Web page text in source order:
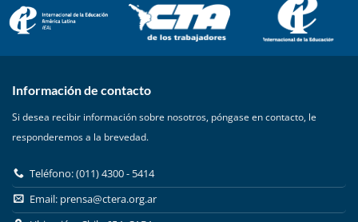
Información de contacto
Si desea recibir información sobre nosotros, póngase en contacto, le
responderemos a la brevedad.
Teléfono: (011) 4300 - 5414
Email: prensa@ctera.org.ar